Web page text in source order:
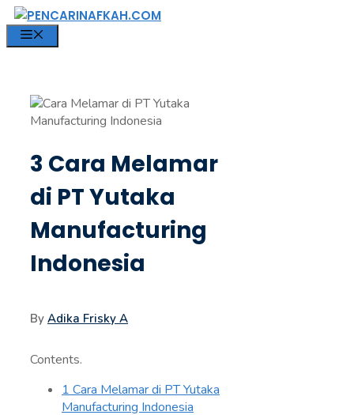
Langsung
ke
isi
3 Cara Melamar
di PT Yutaka
Manufacturing
Indonesia
By Adika Frisky A
Contents.
1Cara Melamar di PT Yutaka
Manufacturing Indonesia